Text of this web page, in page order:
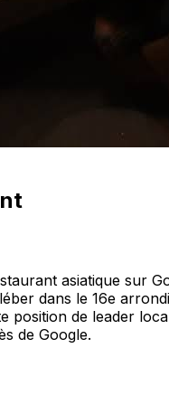
asiatique sur
dans le 16e
de leader
de Google.